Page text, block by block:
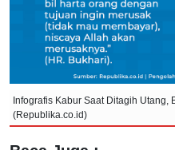
Infografis Kabur Saat Ditagih Utang,
(Republika.co.id)